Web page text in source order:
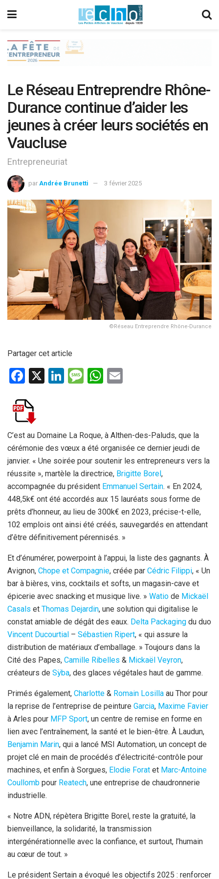
Le Réseau Entreprendre Rhône-
Durance continue d’aider les
jeunes à créer leurs sociétés en
Vaucluse
Entrepreneuriat
par Andrée Brunetti 3 février 2025
©Réseau Entreprendre Rhône-Durance
Partager cet article
F
ce
b
o
o
k
X
Li
n
M
g
e
W
A
p
p
C’est au Domaine La Roque, à Althen-des-Paluds, que la
cérémonie des vœux a été organisée ce dernier jeudi de
janvier. « Une soirée pour soutenir les entrepreneurs vers la
réussite », martèle la directrice, Brigitte Borel,
accompagnée du président Emmanuel Sertain. « En 2024,
448,5k€ ont été accordés aux 15 lauréats sous forme de
prêts d’honneur, au lieu de 300k€ en 2023, précise-t-elle,
102 emplois ont ainsi été créés, sauvegardés en attendant
d’être définitivement pérennisés. »
Et d’énumérer, powerpoint à l’appui, la liste des gagnants. À
Avignon, Chope et Compagnie, créée par Cédric Filippi, « Un
bar à bières, vins, cocktails et softs, un magasin-cave et
épicerie avec snacking et musique live. » Watio de Mickaël
Casals et Thomas Dejardin, une solution qui digitalise le
constat amiable de dégât des eaux. Delta Packaging du duo
Vincent Ducourtial – Sébastien Ripert, « qui assure la
distribution de matériaux d’emballage. » Toujours dans la
Cité des Papes, Camille Ribelles & Mickaël Veyron,
créateurs de Sÿba, des glaces végétales haut de gamme.
Primés également, Charlotte & Romain Losilla au Thor pour
la reprise de l’entreprise de peinture Garcia, Maxime Favier
à Arles pour MFP Sport, un centre de remise en forme en
lien avec l’entraînement, la santé et le bien-être. À Laudun,
Benjamin Marin, qui a lancé MSI Automation, un concept de
projet clé en main de procédés d’électricité-contrôle pour
machines, et enfin à Sorgues, Elodie Forat et Marc-Antoine
Coullomb pour Reatech, une entreprise de chaudronnerie
industrielle.
« Notre ADN, répètera Brigitte Borel, reste la gratuité, la
bienveillance, la solidarité, la transmission
intergénérationnelle avec la confiance, et surtout, l’humain
au cœur de tout. »
Le président Sertain a évoqué les objectifs 2025 : renforcer